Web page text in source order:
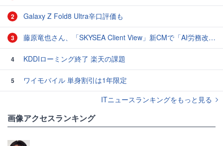
2 Galaxy Z Fold8 Ultra辛口評価も
3 藤原竜也さん、「SKYSEA Client View」新CMで「AI労務改善」をアピール 働き方をAIが分析したら「すぐに休んで」と言われる？
4 KDDIローミング終了 楽天の課題
5
ワイモバイル 単身割引は1年限定
ITニュースランキングをもっと見る
画像アクセスランキング